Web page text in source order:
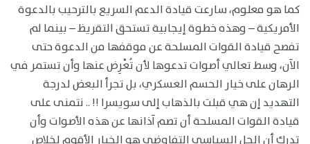
كما هو معلوم، سارعت قيادة الدعم السريع بالترحيب بالدعوة
الأمريكية – وهذه خطوة إيجابية تستحق التقريظ – بينما لم
تفصح قيادة القوات المسلحة عن موقفها من الدعوة حتى
الآن، وسط تعالي أصوات تدعوها لأن تُعْرِض عنها وأن تستمر في
الرهان على خيار الحسم العسكري، بل تجرأ البعض لدرجة
التهديد إن هي قبلت بالذهاب إلى سويسرا !! .. نتمنى على
قيادة القوات المسلحة أن تصم آذانها عن هذه الأصوات وأن
تدرك أن الحل السياسي التفاوضي هو الخيار الأقوم لخلاص